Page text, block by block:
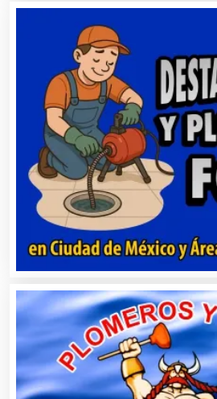
Artes Gráficas
Artesanías
Artículos de Oficina
Artículos de Piel
Artículos Deportivos
Artículos Importados